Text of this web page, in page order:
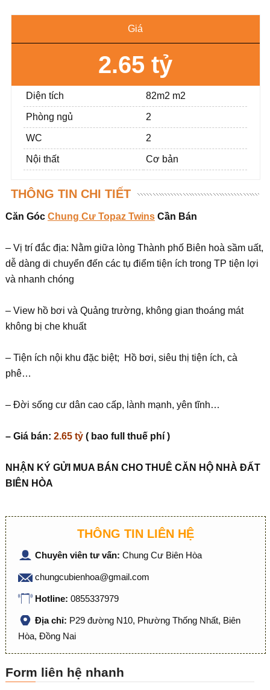
Giá
2.65 tỷ
Diện tích 82m2 m2
Phòng ngủ 2
WC 2
Nội thất Cơ bản
THÔNG TIN CHI TIẾT
Căn Góc Chung Cư Topaz TwinsCần Bán
– Vị trí đắc địa: Nằm giữa lòng Thành phố Biên hoà sầm uất,
dễ dàng di chuyển đến các tụ điểm tiện ích trong TP tiện lợi
và nhanh chóng
– View hồ bơi và Quảng trường, không gian thoáng mát
không bị che khuất
– Tiện ích nội khu đặc biệt; Hồ bơi, siêu thị tiện ích, cà
phê…
– Đời sống cư dân cao cấp, lành mạnh, yên tĩnh…
– Giá bán: 2.65 tỷ( bao full thuế phí )
NHẬN KÝ GỬI MUA BÁN CHO THUÊ CĂN HỘ NHÀ ĐẤT
BIÊN HÒA
THÔNG TIN LIÊN HỆ
Chuyên viên tư vấn: Chung Cư Biên Hòa
chungcubienhoa@gmail.com
Hotline: 0855337979
Địa chỉ: P29 đường N10, Phường Thống Nhất, Biên
Hòa, Đồng Nai
Form liên hệ nhanh